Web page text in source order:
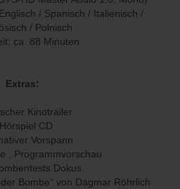
/ Spanisch / Italienisch /
/ Polnisch
ca. 88 Minuten
Extras:
Kinotrailer
CD
Vorspann
, Programmvorschau
Dokus
Bombe“ von Dagmar Röhrlich